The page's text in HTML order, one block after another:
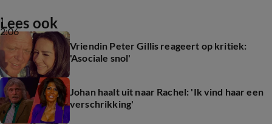
2:06
Lees ook
Vriendin Peter Gillis reageert op kritiek:
'Asociale snol'
Johan haalt uit naar Rachel: 'Ik vind haar een
verschrikking'